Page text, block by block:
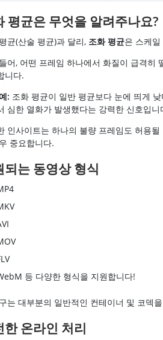
평균은 무엇을 알려주나요?
균(산술 평균)과 달리, 조화 평균은 스케일
어, 어떤 프레임 하나에서 화질이 급격히
니다.
: 조화 평균이 일반 평균보다 눈에 띄게
심한 열화가 발생했다는 강력한 신호입니
인사이트는 하나의 불량 프레임도 허용
중요합니다.
되는 동영상 형식
등 다양한 형식을 지원합니다!
는 대부분의 일반적인 컨테이너 및 코덱
한 온라인 처리